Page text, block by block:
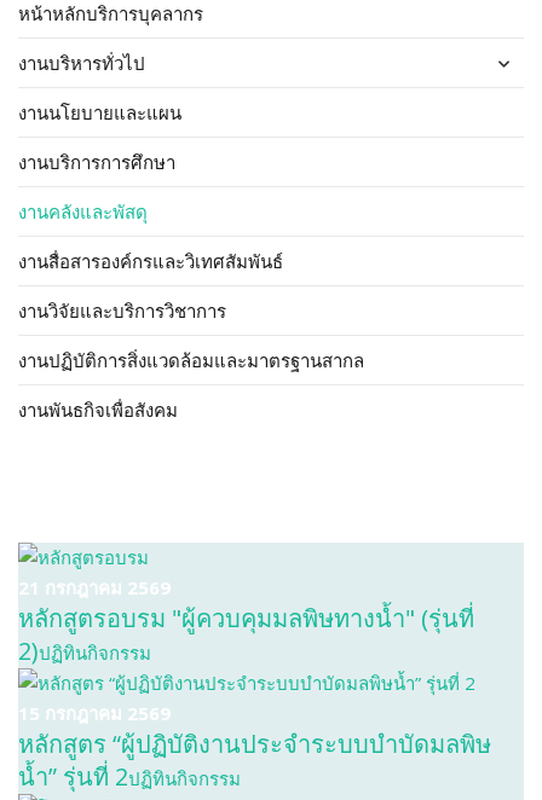
หน้าหลักบริการบุคลากร
งานบริหารทั่วไป
งานนโยบายและแผน
งานบริการการศึกษา
งานคลังและพัสดุ
งานสื่อสารองค์กรและวิเทศสัมพันธ์
งานวิจัยและบริการวิชาการ
งานปฏิบัติการสิ่งแวดล้อมและมาตรฐานสากล
งานพันธกิจเพื่อสังคม
21 กรกฎาคม 2569
หลักสูตรอบรม "ผู้ควบคุมมลพิษทางน้ำ" (รุ่นที่
2)ปฏิทินกิจกรรม
15 กรกฎาคม 2569
หลักสูตร “ผู้ปฏิบัติงานประจำระบบบำบัดมลพิษ
น้ำ” รุ่นที่ 2ปฏิทินกิจกรรม